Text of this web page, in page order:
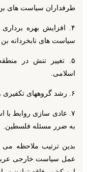
طرفداران سیاست های
۴. افزایش بهره
سیاست های نابخردانه
۵. تغییر تنش در
اسلامی.
۶. رشد گروههای تکفیری و تروریستی در منطقه خاورمیانه.
۷. عادی سازی روابط
به ضرر مسئله فلسطین.
بدین ترتیب ملاحظه
عمل سیاست خارجی